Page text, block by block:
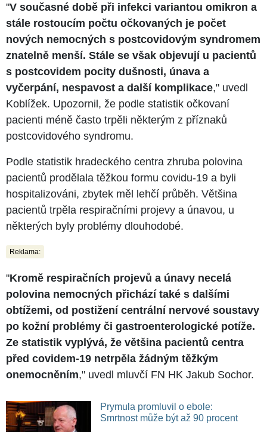
"V současné době při infekci variantou omikron a
stále rostoucím počtu očkovaných je počet
nových nemocných s postcovidovým syndromem
znatelně menší. Stále se však objevují u pacientů
s postcovidem pocity dušnosti, únava a
vyčerpání, nespavost a další komplikace," uvedl
Koblížek. Upozornil, že podle statistik očkovaní
pacienti méně často trpěli některým z příznaků
postcovidového syndromu.
Podle statistik hradeckého centra zhruba polovina
pacientů prodělala těžkou formu covidu-19 a byli
hospitalizováni, zbytek měl lehčí průběh. Většina
pacientů trpěla respiračními projevy a únavou, u
některých byly problémy dlouhodobé.
Reklama:
"Kromě respiračních projevů a únavy necelá
polovina nemocných přichází také s dalšími
obtížemi, od postižení centrální nervové soustavy
po kožní problémy či gastroenterologické potíže.
Ze statistik vyplývá, že většina pacientů centra
před covidem-19 netrpěla žádným těžkým
onemocněním," uvedl mluvčí FN HK Jakub Sochor.
Prymula promluvil o ebole:
Smrtnost může být až 90 procent